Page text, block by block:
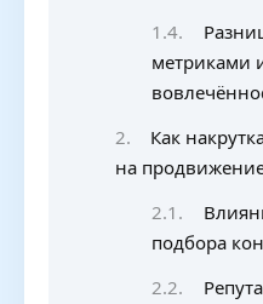
метриками
Как
на
подбора